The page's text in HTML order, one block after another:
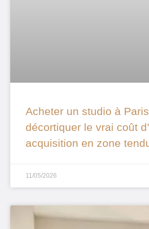
Acheter un studio à
décortiquer le vrai coût
acquisition en zone
11/05/2026